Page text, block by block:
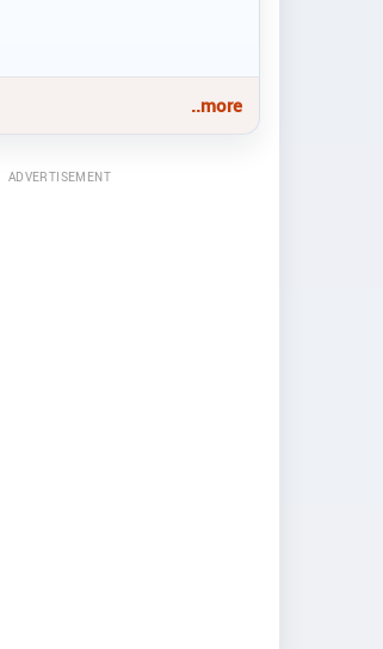
..more
ADVERTISEMENT